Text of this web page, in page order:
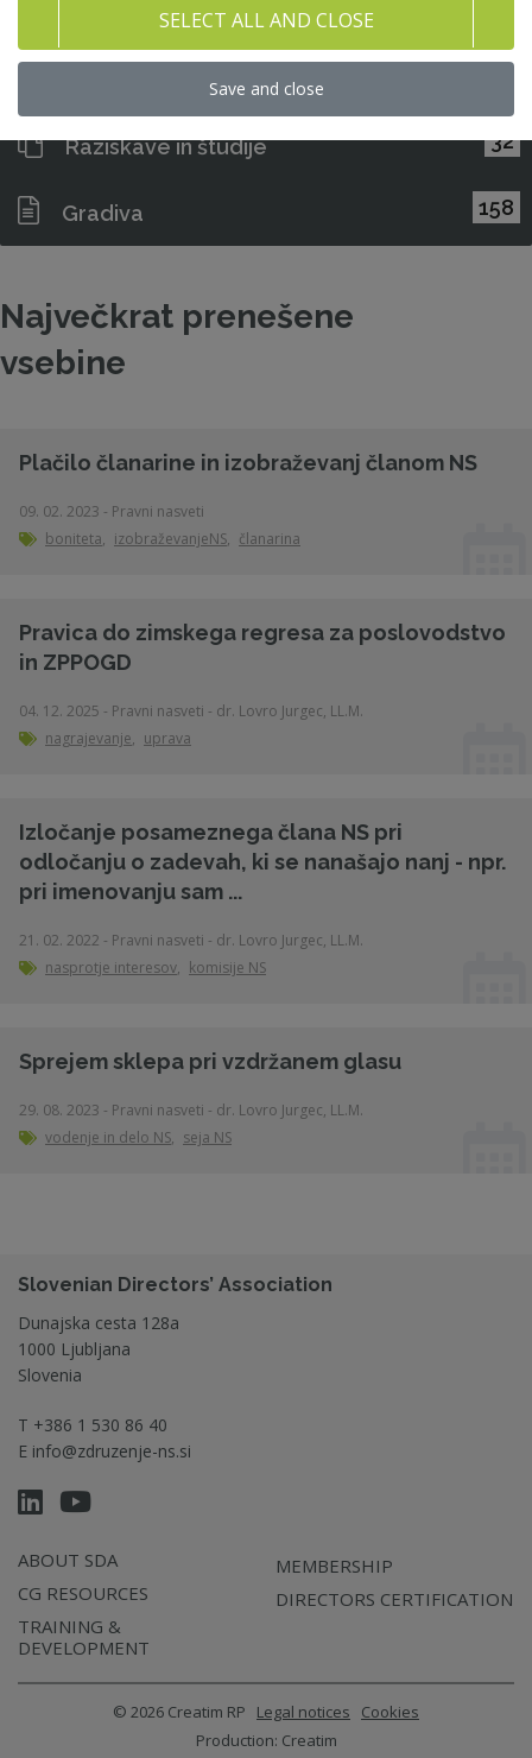
Pravni nasveti za člane ZNS
Raziskave in študije 32
Gradiva 158
Največkrat prenešene
vsebine
Plačilo članarine in izobraževanj članom NS
09. 02. 2023 - Pravni nasveti
boniteta, izobraževanjeNS, članarina
Pravica do zimskega regresa za poslovodstvo
in ZPPOGD
04. 12. 2025 - Pravni nasveti - dr. Lovro Jurgec, LL.M.
nagrajevanje, uprava
Izločanje posameznega člana NS pri
odločanju o zadevah, ki se nanašajo nanj - npr.
pri imenovanju sam ...
21. 02. 2022 - Pravni nasveti - dr. Lovro Jurgec, LL.M.
nasprotje interesov, komisije NS
Sprejem sklepa pri vzdržanem glasu
29. 08. 2023 - Pravni nasveti - dr. Lovro Jurgec, LL.M.
vodenje in delo NS, seja NS
Slovenian Directors’ Association
Dunajska cesta 128a
1000 Ljubljana
Slovenia
T +386 1 530 86 40
E info@zdruzenje-ns.si
ABOUT SDA
CG RESOURCES
TRAINING &
DEVELOPMENT
MEMBERSHIP
DIRECTORS CERTIFICATION
© 2026 Creatim RP Legal notices
Cookies
Production: Creatim
SELECT ALL AND CLOSE
Save and close